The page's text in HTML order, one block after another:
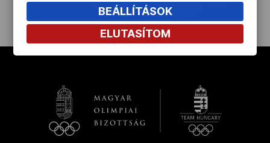
OVEP
kinyit
BEÁLLÍTÁSOK
ELUTASÍTOM